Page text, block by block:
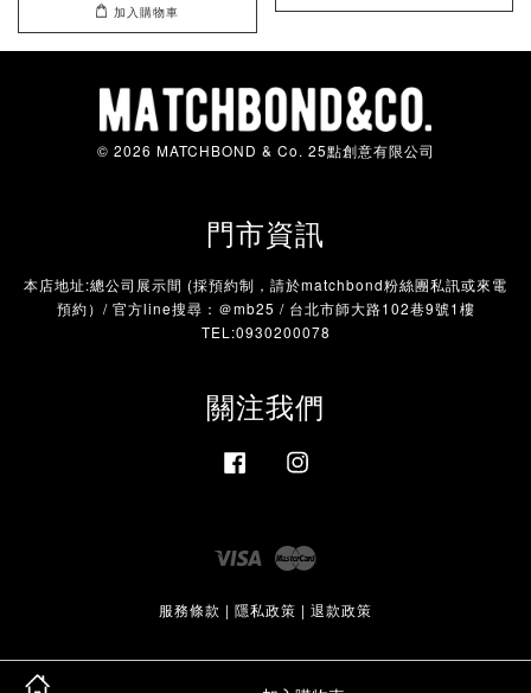
加入購物車
© 2026 MATCHBOND & Co. 25點創意有限公司
門市資訊
本店地址:總公司展示間 (採預約制，請於matchbond粉絲團私訊或來電
預約）/ 官方line搜尋：＠mb25 / 台北市師大路102巷9號1樓
TEL:0930200078
關注我們
Facebook
Visa
服務條款 | 隱私政策 | 退款政策